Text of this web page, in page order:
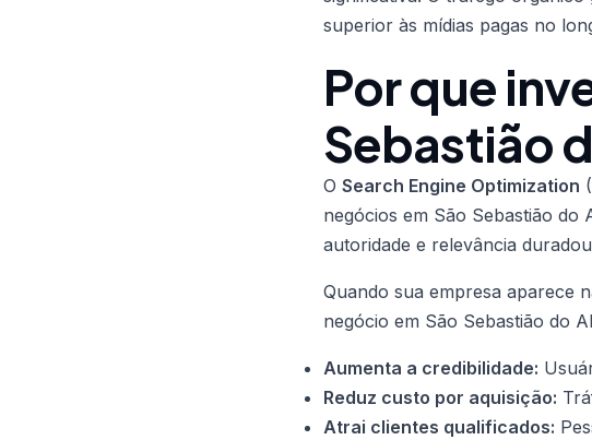
superior às mídias pagas no
Por que
Sebastião
O Search Engine Optimization
negócios em São Sebastião
autoridade e relevância
Quando sua empresa aparece
negócio em São Sebastião do
Aumenta a credibilidade:
Reduz custo por aquisição:
Atrai clientes qualificados: